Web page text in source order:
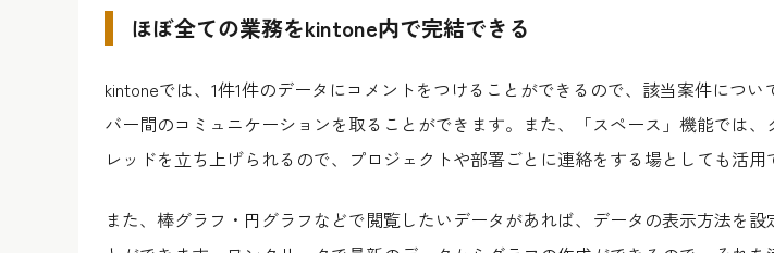
ほぼ全ての業務をkintone内で完結できる
kintoneでは、1件1件のデータにコメントをつけることができるので、該当案件につい
バー間のコミュニケーションを取ることができます。また、「スペース」機能では、
レッドを立ち上げられるので、プロジェクトや部署ごとに連絡をする場としても活用
また、棒グラフ・円グラフなどで閲覧したいデータがあれば、データの表示方法を設